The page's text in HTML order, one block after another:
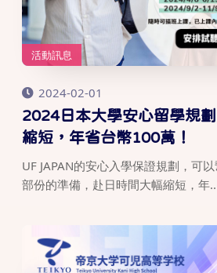
活動訊息
2024-02-01
2024日本大學安心留學規
縮短，年省台幣100萬！
UF JAPAN的安心入學保證規劃，可
部份的準備，赴日時間大幅縮短，年..